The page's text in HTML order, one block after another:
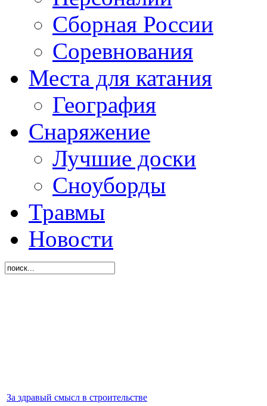
Сборная России
Соревнования
Места для катания
География
Снаряжение
Лучшие доски
Сноуборды
Травмы
Новости
За здравый смысл в строительстве